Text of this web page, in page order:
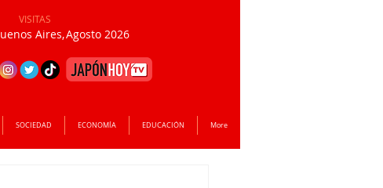
VISITAS
Aires,Agosto 2026
SOCIEDAD ECONOMÍA EDUCACIÓN More